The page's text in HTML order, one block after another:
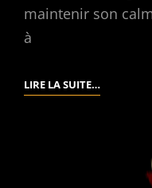
maintenir son
à
LIRE LA SUITE…LE